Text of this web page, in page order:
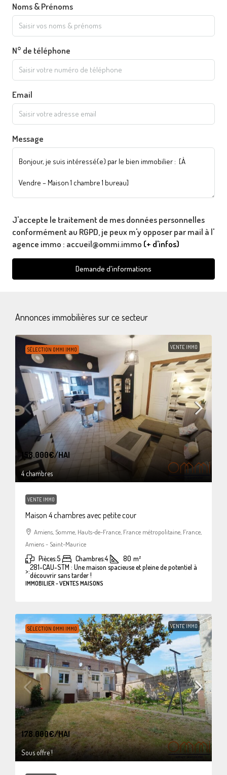
Noms & Prénoms
N° de téléphone
Email
Message
J'accepte le traitement de mes données personnelles
conformément au RGPD, je peux m'y opposer par mail à l'
agence immo : accueil@ommi.immo (+ d'infos)
Demande d'informations
Annonces immobilières sur ce secteur
SÉLECTION OMMI IMMO VENTE IMMO
158.000€/HAI
4 chambres
VENTE IMMO
Maison 4 chambres avec petite cour
Amiens, Somme, Hauts-de-France, France métropolitaine, France,
Amiens - Saint-Maurice
Pièces:5 Chambres:4 80 m²
>:281-CAU-STM : Une maison spacieuse et pleine de potentiel à
découvrir sans tarder !
IMMOBILIER - VENTES MAISONS
SÉLECTION OMMI IMMO VENTE IMMO
178.000€/HAI
Sous offre !